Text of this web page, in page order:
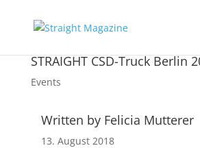
STRAIGHT CSD-Truck Berlin
Events
Written by Felicia Mutterer
13. August 2018